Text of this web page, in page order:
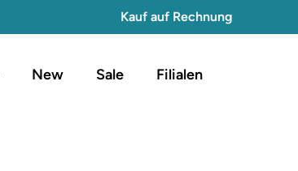
Kauf auf Rechnung
New Sale Filialen